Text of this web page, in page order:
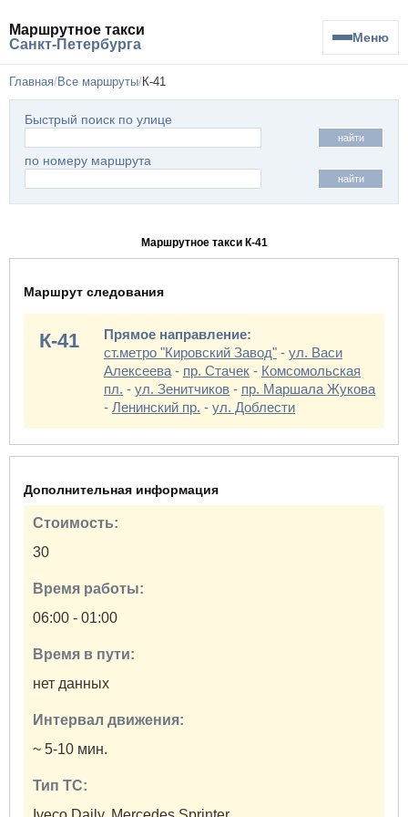
Маршрутное такси
Санкт-Петербурга
Меню
Главная Все маршруты К-41
Быстрый поиск по улице
найти
по номеру маршрута
найти
Маршрутное такси К-41
Маршрут следования
К-41
Прямое направление:
ст.метро "Кировский Завод" - ул. Васи
Алексеева - пр. Стачек - Комсомольская
пл. - ул. Зенитчиков - пр. Маршала Жукова
- Ленинский пр. - ул. Доблести
Дополнительная информация
Стоимость:
30
Время работы:
06:00 - 01:00
Время в пути:
нет данных
Интервал движения:
~ 5-10 мин.
Тип ТС: